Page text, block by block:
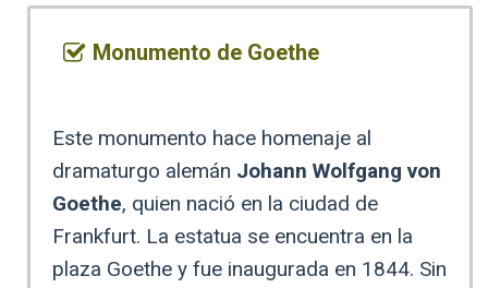
Monumento de Goethe
Este monumento hace homenaje al
dramaturgo alemán Johann Wolfgang von
Goethe, quien nació en la ciudad de
Frankfurt. La estatua se encuentra en la
plaza Goethe y fue inaugurada en 1844. Sin